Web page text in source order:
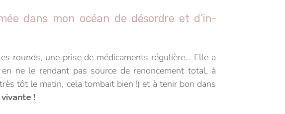
dans mon océan de désordre et d’in-
rounds, une prise de médicaments régulière… Elle a
ne le rendant pas source de renoncement total, à
tôt le matin, cela tombait bien !) et à tenir bon dans
!